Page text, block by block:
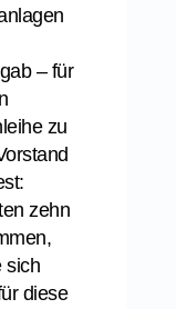
– für
zu
zehn
sich
diese